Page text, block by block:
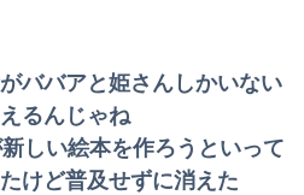
熊本県知事「報道に強い不満・苦情が寄せられている」→TBSの報道特集がまさにそれな件
ババアと姫さんしかいない
るんじゃね
しい絵本を作ろうといって
けど普及せずに消えた